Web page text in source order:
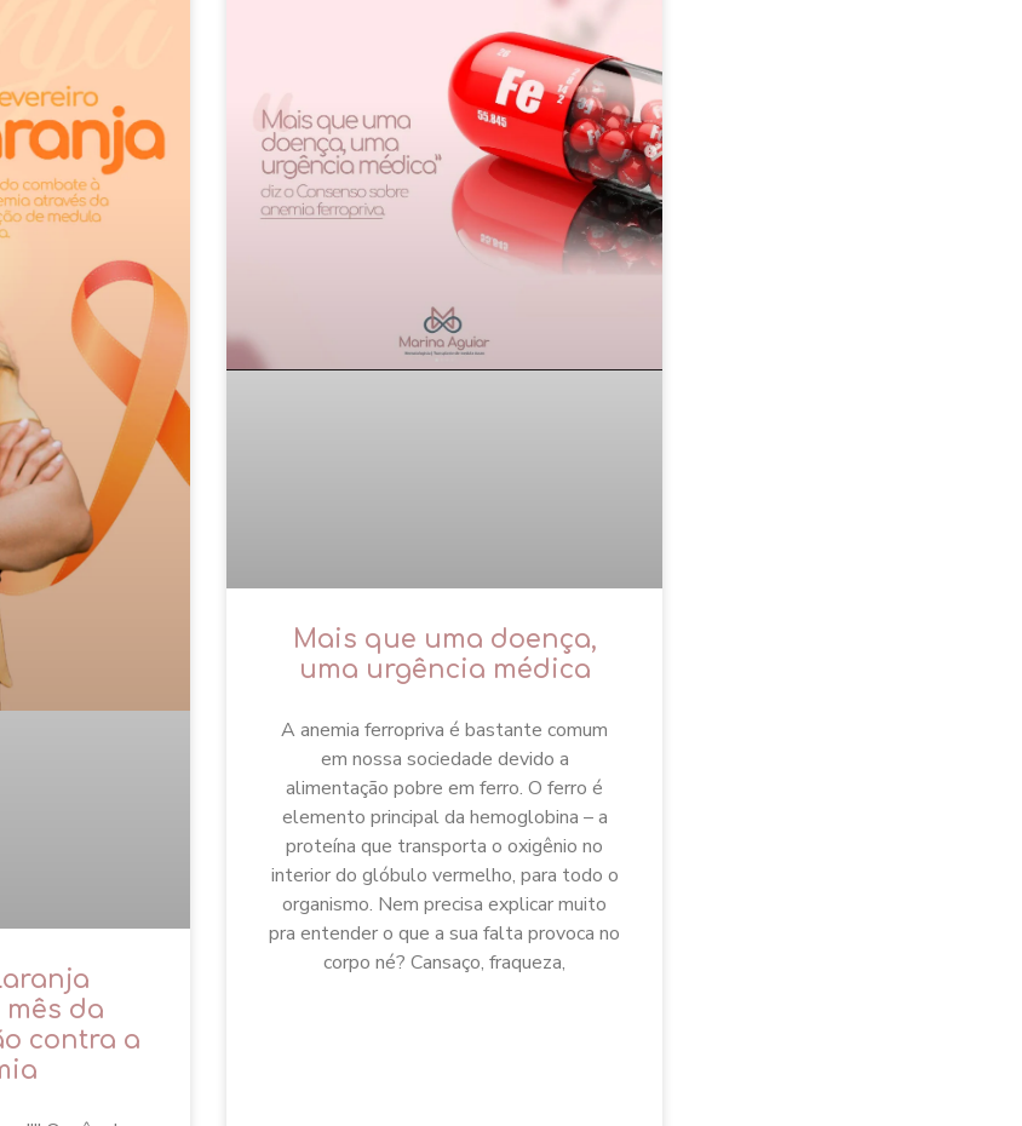
mês da
contra a
Mais que uma doença,
uma urgência médica
A anemia ferropriva é bastante comum
em nossa sociedade devido a
alimentação pobre em ferro. O ferro é
elemento principal da hemoglobina – a
proteína que transporta o oxigênio no
interior do glóbulo vermelho, para todo o
organismo. Nem precisa explicar muito
pra entender o que a sua falta provoca no
corpo né? Cansaço, fraqueza,